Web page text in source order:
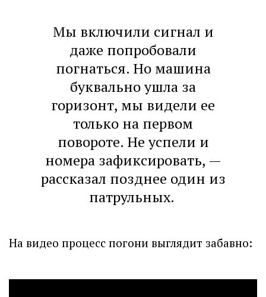
Мы включили сигнал и
даже попробовали
погнаться. Но машина
буквально ушла за
горизонт, мы видели ее
только на первом
повороте. Не успели и
номера зафиксировать, —
рассказал позднее один из
патрульных.
На видео процесс погони выглядит забавно: